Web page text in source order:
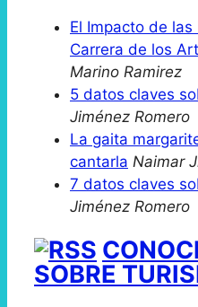
El Impacto de
Carrera de los
Marino Ramirez
5 datos claves
Jiménez Romero
La gaita
cantarla Naimar
7 datos claves
Jiménez Romero
SOBRE